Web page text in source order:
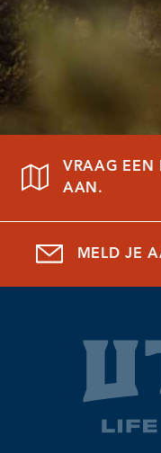
VRAAG EEN
AAN.
MELD JE